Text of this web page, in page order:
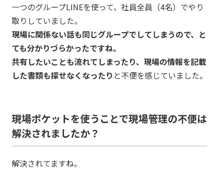
一つのグループLINEを使って、社員全員（4名）でやり
取りしていました。
現場に関係ない話も同じグループでしてしまうので、と
ても分かりづらかったですね。
共有したいことも流れてしまったり、現場の情報を記載
した書類も探せなくなったり と不便を感じていました。
現場ポケットを使うことで現場管理の不便は
解決されましたか？
解決されてますね。